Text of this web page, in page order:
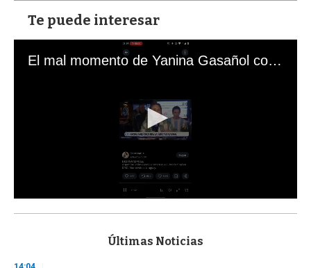
Te puede interesar
El mal momento de Yanina Gasañol con un hincha argentino en "Subrayado"
s
Últimas Noticias